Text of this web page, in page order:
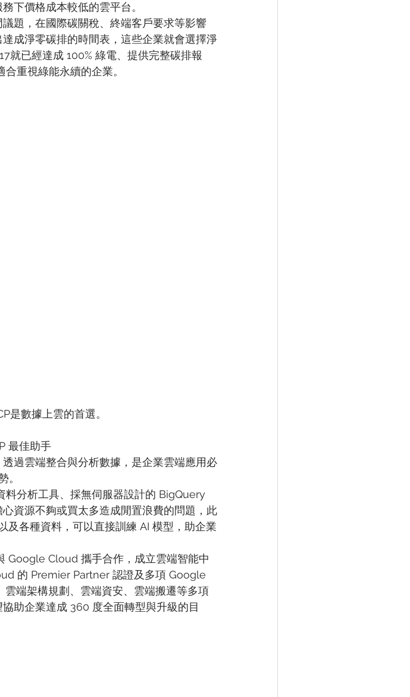
下價格成本較低的雲平台。
題，在國際碳關稅、終端客戶要求等影響
成淨零碳排的時間表，這些企業就會選擇淨
就已經達成 100% 綠電、提供完整碳排報
重視綠能永續的企業。
是數據上雲的首選。
最佳助手
過雲端整合與分析數據，是企業雲端應用必
。
料分析工具、採無伺服器設計的 BigQuery
資源不夠或買太多造成閒置浪費的問題，此
及各種資料，可以直接訓練 AI 模型，助企業
Google Cloud 攜手合作，成立雲端智能中
的 Premier Partner 認證及多項 Google
端架構規劃、雲端資安、雲端搬遷等多項
助企業達成 360 度全面轉型與升級的目